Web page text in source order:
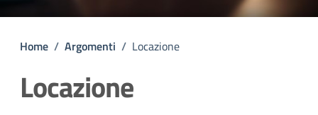
Home / Argomenti / Locazione
Locazione